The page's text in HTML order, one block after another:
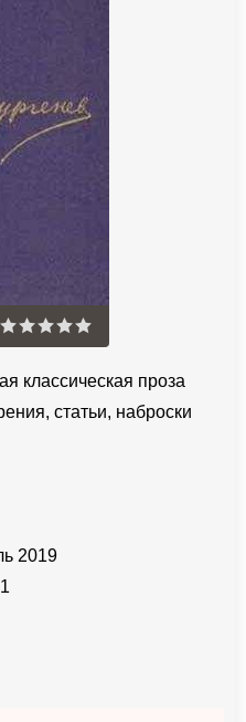
классическая проза
статьи, наброски
2019